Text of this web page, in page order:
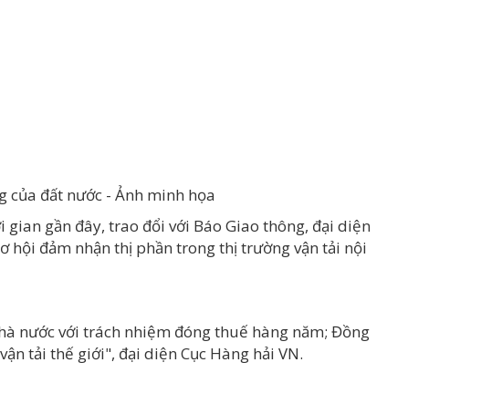
đất nước - Ảnh minh họa
gần đây, trao đổi với Báo Giao thông, đại diện
hội đảm nhận thị phần trong thị trường vận tải nội
nước với trách nhiệm đóng thuế hàng năm; Đồng
tải thế giới", đại diện Cục Hàng hải VN.